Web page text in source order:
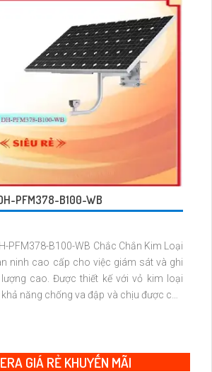
thông minh
PFM378-B100-WB
PFM378-B100-WB Chắc Chắn Kim Loại
ninh cao cấp cho việc giám sát và ghi
kế với vỏ kim loại
năng chống va đập và chịu được các
GIÁ RẺ KHUYẾN MÃI